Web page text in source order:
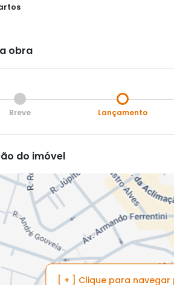
obra
Breve Lançamento
do imóvel
[ + ] Clique para